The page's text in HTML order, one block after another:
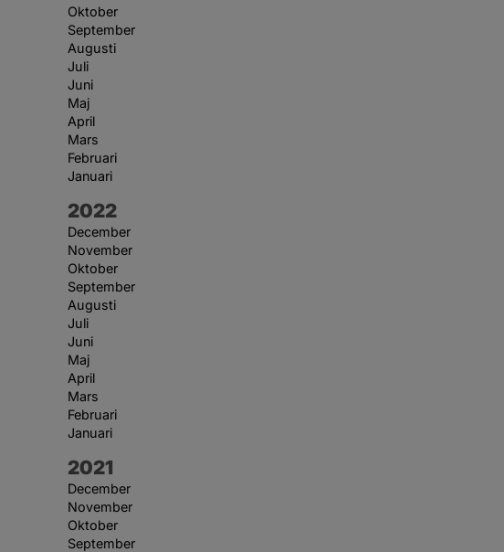
Oktober
September
Augusti
Juli
Juni
Maj
April
Mars
Februari
Januari
År:
2022
December
November
Oktober
September
Augusti
Juli
Juni
Maj
April
Mars
Februari
Januari
År:
2021
December
November
Oktober
September